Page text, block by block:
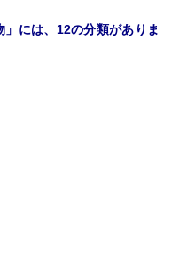
」には、12の分類がありま